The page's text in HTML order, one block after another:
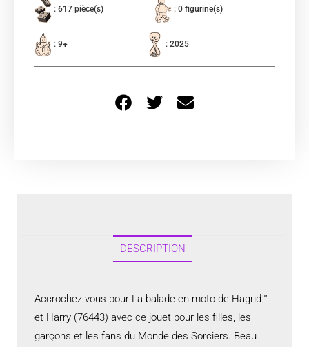
: 617 pièce(s) : 0 figurine(s)
: 9+ : 2025
DESCRIPTION
Accrochez-vous pour La balade en moto de Hagrid™
et Harry (76443) avec ce jouet pour les filles, les
garçons et les fans du Monde des Sorciers. Beau